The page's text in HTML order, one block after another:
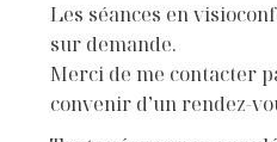
Les séances en
sur demande.
Merci de me contacter
convenir d’un rendez-